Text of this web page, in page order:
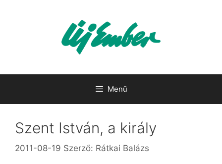
Menü
Szent István, a király
2011-08-19 Szerző: Rátkai Balázs